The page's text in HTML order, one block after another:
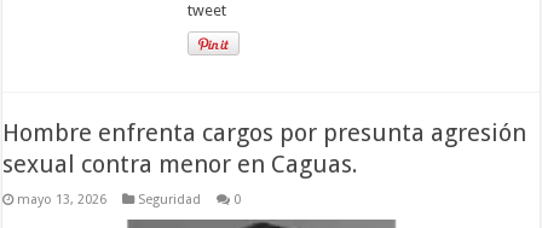
tweet
Hombre enfrenta cargos por presunta agresión
sexual contra menor en Caguas.
mayo 13, 2026 Seguridad 0